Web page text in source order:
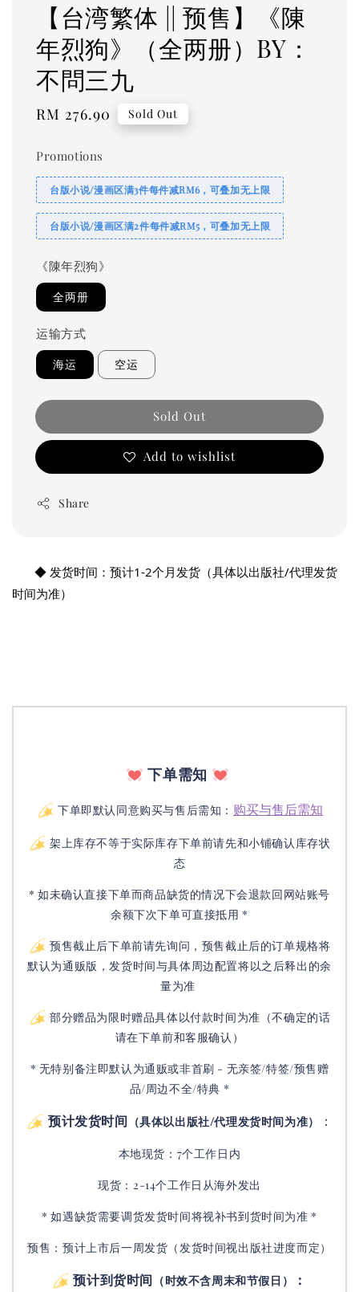
【台湾繁体 || 预售】《陳
年烈狗》（全两册）BY：
不問三九
Regular
RM 276.90 Sold Out
Promotions
台版小说/漫画区满3件每件减RM6，可叠加无上限
台版小说/漫画区满2件每件减RM5，可叠加无上限
《陳年烈狗》
全两册
运输方式
海运 空运
Sold Out
Add to wishlist
Share
◆ 发货时间：预计1-2个月发货（具体以出版社/代理发货
时间为准）
下单需知
下单即默认同意购买与售后需知： 购买与售后需知
架上库存不等于实际库存下单前请先和小铺确认库存状
态
* 如未确认直接下单而商品缺货的情况下会退款回网站账号
余额下次下单可直接抵用 *
预售截止后下单前请先询问，预售截止后的订单规格将
默认为通贩版，发货时间与具体周边配置将以之后释出的余
量为准
部分赠品为限时赠品具体以付款时间为准（不确定的话
请在下单前和客服确认）
* 无特别备注即默认为通贩或非首刷 - 无亲签/特签/预售赠
品/周边不全/特典 *
预计发货时间 （具体以出版社/代理发货时间为准） ：
本地现货：7个工作日内
现货：2-14个工作日从海外发出
* 如遇缺货需要调货发货时间将视补书到货时间为准 *
预售：预计上市后一周发货（发货时间视出版社进度而定）
预计到货时间 （时效不含周末和节假日） ：